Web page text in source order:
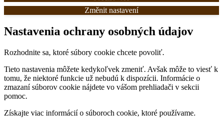
Změnit nastavení
Nastavenia ochrany osobných údajov
Rozhodnite sa, ktoré súbory cookie chcete povoliť.
Tieto nastavenia môžete kedykoľvek zmeniť. Avšak môže to viesť k
tomu, že niektoré funkcie už nebudú k dispozícii. Informácie o
zmazaní súborov cookie nájdete vo vášom prehliadači v sekcii
pomoc.
Získajte viac informácií o súboroch cookie, ktoré používame.